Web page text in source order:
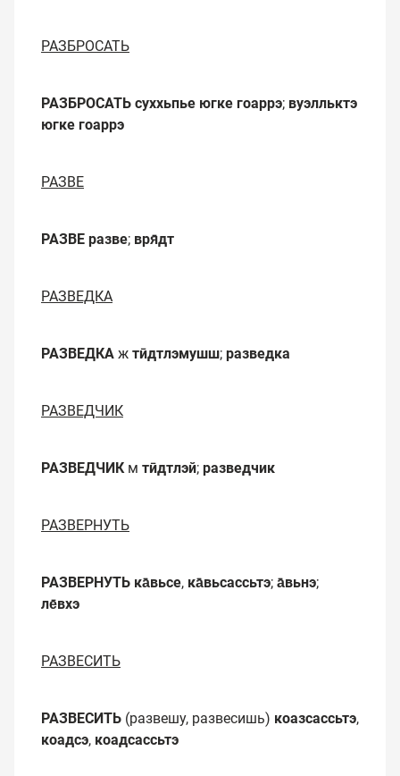
РАЗБРОСАТЬ
РАЗБРОСАТЬ суххьпье югке гоаррэ; вуэлльктэ
югке гоаррэ
РАЗВЕ
РАЗВЕ разве; вря̄дт
РАЗВЕДКА
РАЗВЕДКА ж тӣдтлэмушш; разведка
РАЗВЕДЧИК
РАЗВЕДЧИКм тӣдтлэй; разведчик
РАЗВЕРНУТЬ
РАЗВЕРНУТЬ ка̄вьсе, ка̄вьсассьтэ; а̄вьнэ;
ле̄вхэ
РАЗВЕСИТЬ
РАЗВЕСИТЬ (развешу, развесишь) коазсассьтэ,
коадсэ, коадсассьтэ